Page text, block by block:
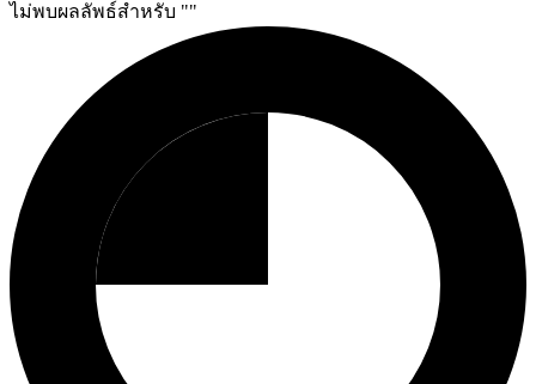
ไม่พบผลลัพธ์สำหรับ ""